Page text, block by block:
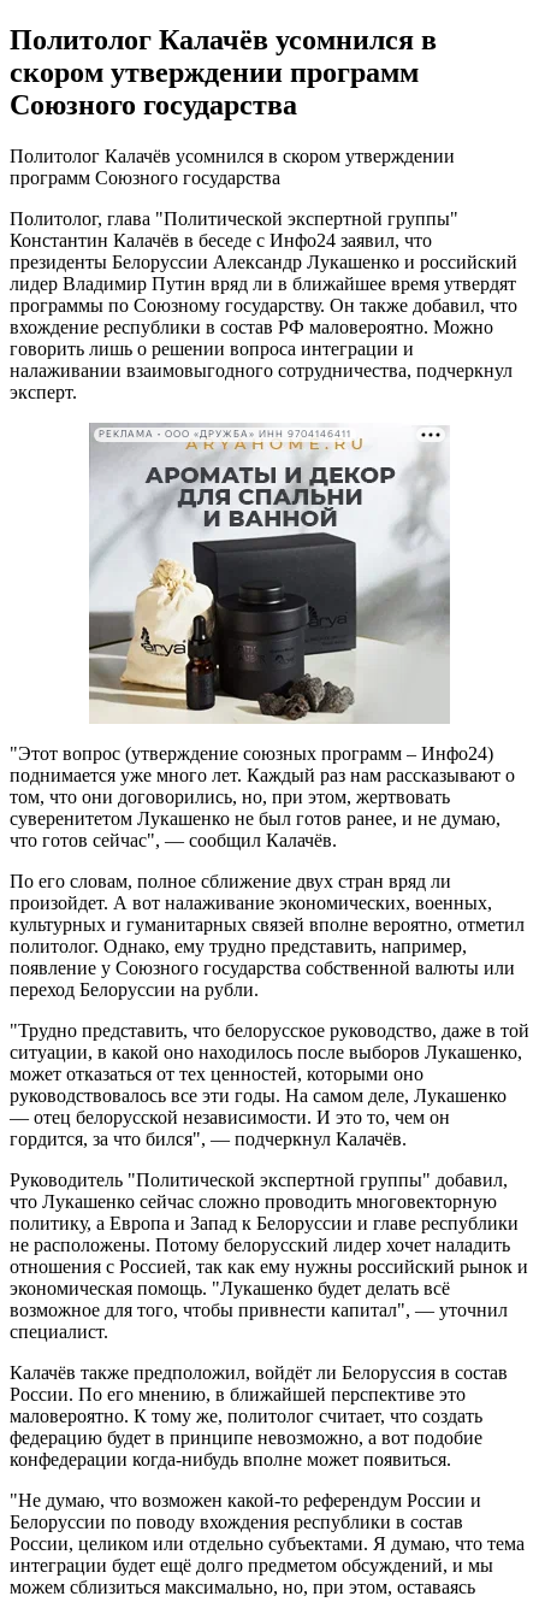
Политолог Калачёв усомнился в
скором утверждении программ
Союзного государства
Политолог Калачёв усомнился в скором утверждении
программ Союзного государства
Политолог, глава "Политической экспертной группы"
Константин Калачёв в беседе с Инфо24 заявил, что
президенты Белоруссии Александр Лукашенко и российский
лидер Владимир Путин вряд ли в ближайшее время утвердят
программы по Союзному государству. Он также добавил, что
вхождение республики в состав РФ маловероятно. Можно
говорить лишь о решении вопроса интеграции и
налаживании взаимовыгодного сотрудничества, подчеркнул
эксперт.
РЕКЛАМА • ООО «ДРУЖБА» ИНН 9704146411
"Этот вопрос (утверждение союзных программ – Инфо24)
поднимается уже много лет. Каждый раз нам рассказывают о
том, что они договорились, но, при этом, жертвовать
суверенитетом Лукашенко не был готов ранее, и не думаю,
что готов сейчас", — сообщил Калачёв.
По его словам, полное сближение двух стран вряд ли
произойдет. А вот налаживание экономических, военных,
культурных и гуманитарных связей вполне вероятно, отметил
политолог. Однако, ему трудно представить, например,
появление у Союзного государства собственной валюты или
переход Белоруссии на рубли.
"Трудно представить, что белорусское руководство, даже в той
ситуации, в какой оно находилось после выборов Лукашенко,
может отказаться от тех ценностей, которыми оно
руководствовалось все эти годы. На самом деле, Лукашенко
— отец белорусской независимости. И это то, чем он
гордится, за что бился", — подчеркнул Калачёв.
Руководитель "Политической экспертной группы" добавил,
что Лукашенко сейчас сложно проводить многовекторную
политику, а Европа и Запад к Белоруссии и главе республики
не расположены. Потому белорусский лидер хочет наладить
отношения с Россией, так как ему нужны российский рынок и
экономическая помощь. "Лукашенко будет делать всё
возможное для того, чтобы привнести капитал", — уточнил
специалист.
Калачёв также предположил, войдёт ли Белоруссия в состав
России. По его мнению, в ближайшей перспективе это
маловероятно. К тому же, политолог считает, что создать
федерацию будет в принципе невозможно, а вот подобие
конфедерации когда-нибудь вполне может появиться.
"Не думаю, что возможен какой-то референдум России и
Белоруссии по поводу вхождения республики в состав
России, целиком или отдельно субъектами. Я думаю, что тема
интеграции будет ещё долго предметом обсуждений, и мы
можем сблизиться максимально, но, при этом, оставаясь